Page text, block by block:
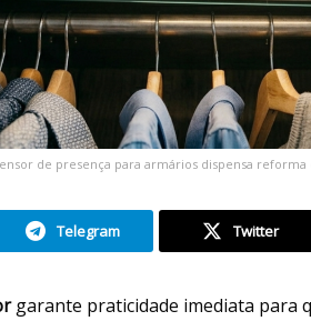
de presença para armários dispensa
Telegram Twitter
garante praticidade imediata para